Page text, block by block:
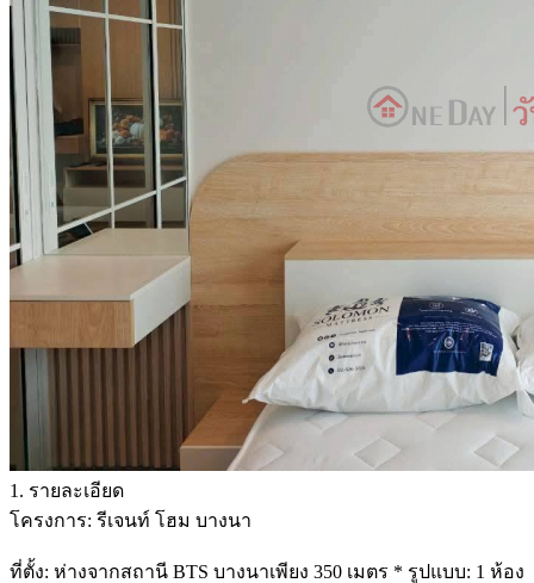
1. รายละเอียด
โครงการ: รีเจนท์ โฮม บางนา
ที่ตั้ง: ห่างจากสถานี BTS บางนาเพียง 350 เมตร * รูปแบบ: 1 ห้อง